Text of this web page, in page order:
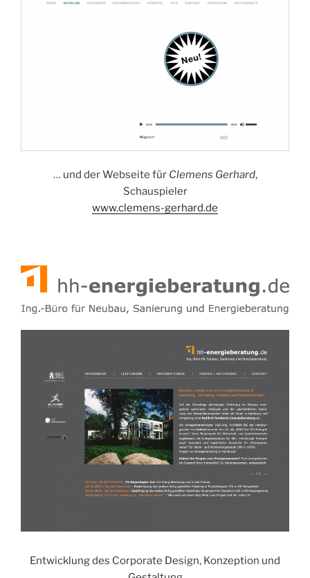
… und der Webseite für Clemens Gerhard,
Schauspieler
www.clemens-gerhard.de
AM
Entwicklung des Corporate Design, Konzeption und